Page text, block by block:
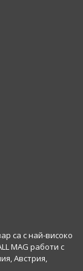
са с най-високо
MAG работи с
Австрия,